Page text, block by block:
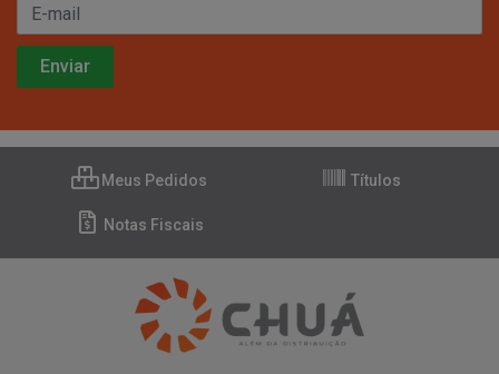
Meus Pedidos Títulos
Notas Fiscais